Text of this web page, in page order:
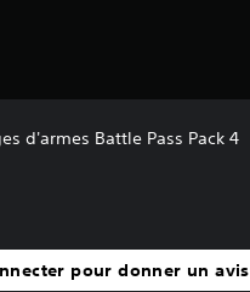
d'armes Battle Pass Pack 4
pour donner un avis